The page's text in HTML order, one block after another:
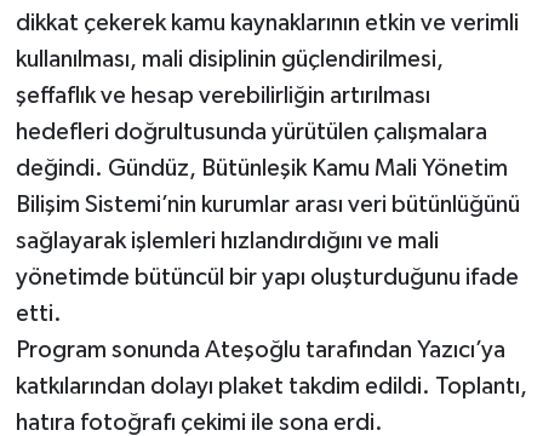
dikkat çekerek kamu kaynaklarının etkin ve verimli
kullanılması, mali disiplinin güçlendirilmesi,
şeffaflık ve hesap verebilirliğin artırılması
hedefleri doğrultusunda yürütülen çalışmalara
değindi. Gündüz, Bütünleşik Kamu Mali Yönetim
Bilişim Sistemi’nin kurumlar arası veri bütünlüğünü
sağlayarak işlemleri hızlandırdığını ve mali
yönetimde bütüncül bir yapı oluşturduğunu ifade
etti.
Program sonunda Ateşoğlu tarafından Yazıcı’ya
katkılarından dolayı plaket takdim edildi. Toplantı,
hatıra fotoğrafı çekimi ile sona erdi.